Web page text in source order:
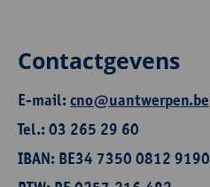
Contactgevens
E-mail:cno@uantwerpen.be
Tel.: 03 265 29 60
IBAN: BE34 7350 0812 9190